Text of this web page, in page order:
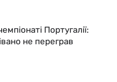
Португалії:
не переграв